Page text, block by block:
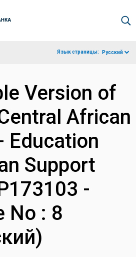
Язык страницы: Русский
Version of
African
Education
Support
-
No : 8